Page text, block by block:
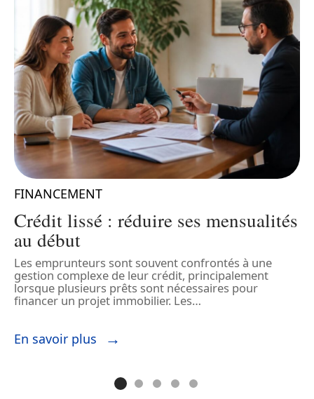
FINANCEMENT
Crédit lissé : réduire ses mensualités
au début
Les emprunteurs sont souvent confrontés à une
gestion complexe de leur crédit, principalement
lorsque plusieurs prêts sont nécessaires pour
financer un projet immobilier. Les…
En savoir plus